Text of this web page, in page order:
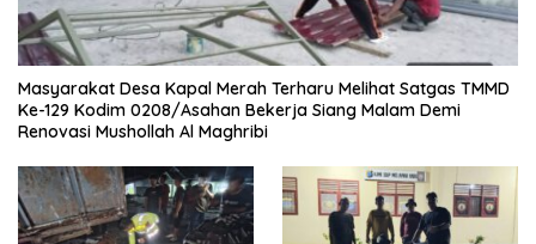
Masyarakat Desa Kapal Merah Terharu Melihat Satgas TMMD
Ke-129 Kodim 0208/Asahan Bekerja Siang Malam Demi
Renovasi Mushollah Al Maghribi